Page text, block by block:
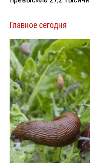
Главное сегодня